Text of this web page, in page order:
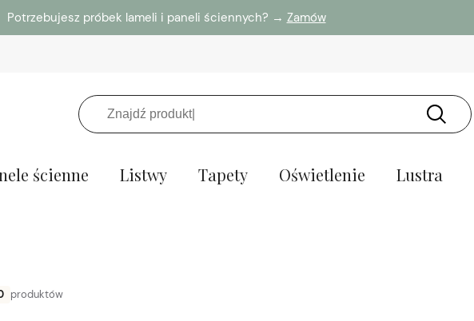
Potrzebujesz próbek lameli i paneli ściennych? → Zamów
ścienne Listwy Tapety Oświetlenie Lustra
produktów